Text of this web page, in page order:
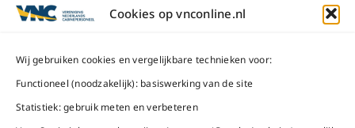
Cookies op vnconline.nl
Wij gebruiken cookies en vergelijkbare technieken voor:
Functioneel (noodzakelijk): basiswerking van de site
Statistiek: gebruik meten en verbeteren
1117 CL
Bel ons
Mail ons
ma t/m do
Na openingstijden
bereikbaar via